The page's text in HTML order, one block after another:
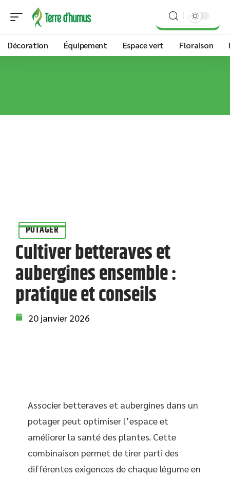
Décoration Équipement Espace vert Floraison
POTAGER
Cultiver betteraves et
aubergines ensemble :
pratique et conseils
20 janvier 2026
Associer betteraves et aubergines dans un
potager peut optimiser l’espace et
améliorer la santé des plantes. Cette
combinaison permet de tirer parti des
différentes exigences de chaque légume en